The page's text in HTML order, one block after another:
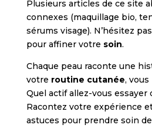
Plusieurs articles de ce site
connexes (maquillage bio,
sérums visage). N’hésitez
pour affiner votre soin.
Chaque peau raconte une
votre routine cutanée,
Quel actif allez-vous essayer
Racontez votre expérience
astuces pour prendre soin